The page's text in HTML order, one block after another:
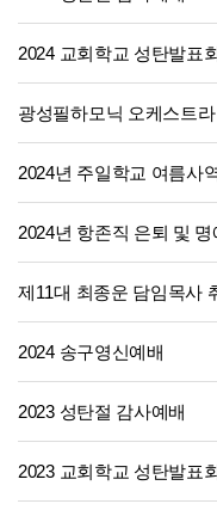
2024 교회학교 성탄발표
광성필하모닉 오케스트
2024년 주일학교 여름사
2024년 항존직 은퇴 및
제11대 최종운 담임목사
2024 송구영신예배
2023 성탄절 감사예배
2023 교회학교 성탄발표